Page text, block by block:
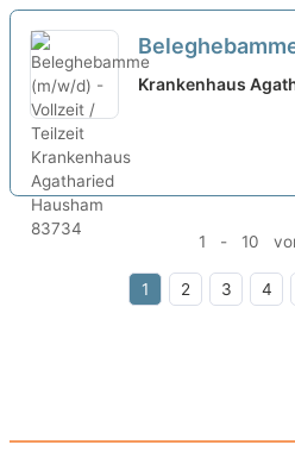
Teilzeit neu
Krankenhaus
1 - 10
1 2 3 4